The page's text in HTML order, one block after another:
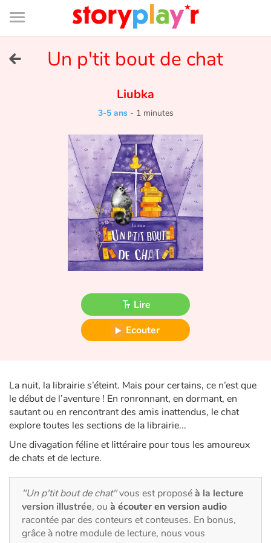
Connexion
Bibliothèque
de
page
Tester gratuitement
Bibliothèque
Contes d'ici et d'ailleurs
Princesses et princes, rois, reines et dragons
Ogres, monstres et sorcières
Écologie, nature, saisons
Les animaux
Voyage, épopée, enquête, aventure
Autour du monde
Apprentissage
Un p'tit bout de chat
Liubka
3-5 ans- 1 minutes
Lire
Ecouter
La nuit, la librairie s’éteint. Mais pour certains, ce n’est que
le début de l’aventure ! En ronronnant, en dormant, en
sautant ou en rencontrant des amis inattendus, le chat
explore toutes les sections de la librairie...
Une divagation féline et littéraire pour tous les amoureux
de chats et de lecture.
"Un p'tit bout de chat"vous est proposéà la lecture
version illustrée, ou à écouter en version audio
racontée par des conteurs et conteuses. En bonus,
grâce à notre module de lecture, nous vous